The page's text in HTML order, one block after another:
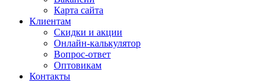
Карта сайта
Клиентам
Скидки и акции
Онлайн-калькулятор
Вопрос-ответ
Оптовикам
Контакты